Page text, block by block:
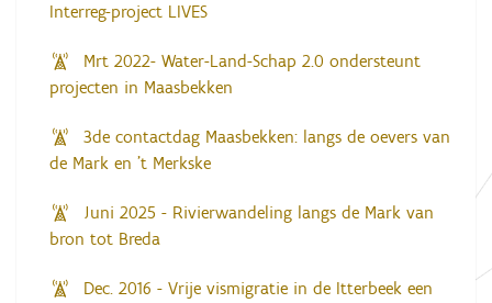
Interreg-project LIVES
Mrt 2022- Water-Land-Schap 2.0 ondersteunt
projecten in Maasbekken
3de contactdag Maasbekken: langs de oevers van
de Mark en 't Merkske
Juni 2025 - Rivierwandeling langs de Mark van
bron tot Breda
Dec. 2016 - Vrije vismigratie in de Itterbeek een